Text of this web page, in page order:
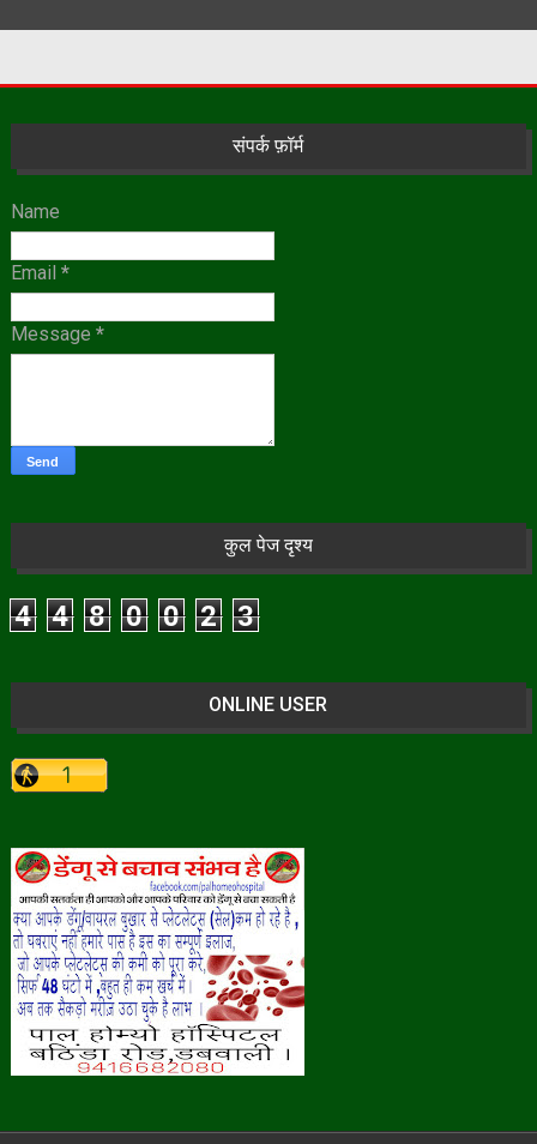
संपर्क फ़ॉर्म
Name
Email *
Message *
कुल पेज दृश्य
4 4 8 0 0 2 3
ONLINE USER